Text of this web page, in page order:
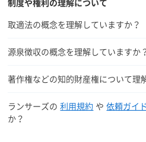
制度や権利の理解について
取適法の概念を理解していますか？
源泉徴収の概念を理解していますか
著作権などの知的財産権について理
ランサーズの利用規約 や依頼ガイ
か？